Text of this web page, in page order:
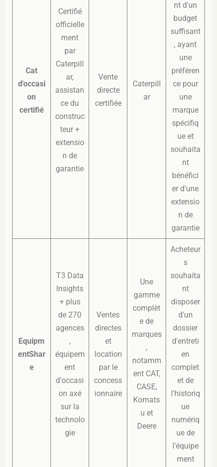
Cat
d'occasi
on
certifié
Certifié
officielle
ment
par
Caterpill
ar,
assistan
ce du
construc
teur +
extensio
n de
garantie
Vente
directe
certifiée
Caterpill
ar
nt d'un
budget
suffisant
, ayant
une
préféren
ce pour
une
marque
spécifiq
ue et
souhaita
nt
bénéfici
er d'une
extensio
n de
garantie
Equipm
entShar
e
T3 Data
Insights
+ plus
de 270
agences
,
équipem
ent
d'occasi
on axé
sur la
technolo
gie
Ventes
directes
et
location
par le
concess
ionnaire
Une
gamme
complèt
e de
marques
,
notamm
ent CAT,
CASE,
Komats
u et
Deere
Acheteur
s
souhaita
nt
disposer
d'un
dossier
d'entreti
en
complet
et de
l'historiq
ue
numériq
ue de
l'équipe
ment